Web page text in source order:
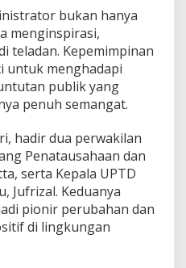
bukan hanya
menginspirasi,
teladan. Kepemimpinan
untuk menghadapi
publik yang
penuh semangat.
hadir dua perwakilan
Penatausahaan dan
serta Kepala UPTD
Jufrizal. Keduanya
pionir perubahan dan
di lingkungan